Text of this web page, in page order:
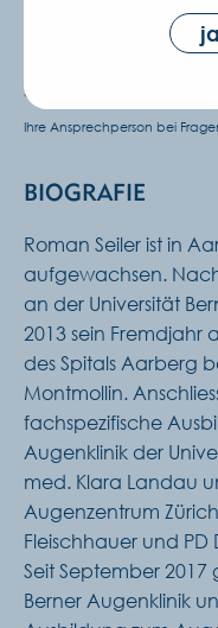
Netzhaut- und
Kataraktchirurgie*
* Asphärische-/Gelbfilterlinsen
Ihre Ansprechperson bei
BIOGRAFIE
Roman Seiler ist in
aufgewachsen.
an der Universität
2013 sein Fremdjahr
des Spitals Aarberg
Montmollin.
fachspezifische
Augenklinik der
med. Klara Landau
Augenzentrum
Fleischhauer und PD
Seit September 2017
Berner Augenklinik
ja